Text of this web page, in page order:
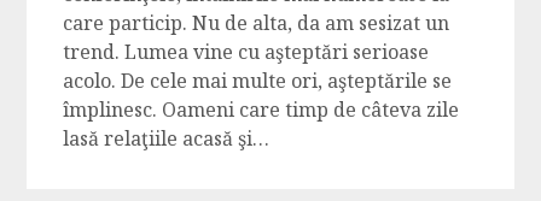
care particip. Nu de alta, da am sesizat un
trend. Lumea vine cu aşteptări serioase
acolo. De cele mai multe ori, aşteptările se
împlinesc. Oameni care timp de câteva zile
lasă relaţiile acasă şi…